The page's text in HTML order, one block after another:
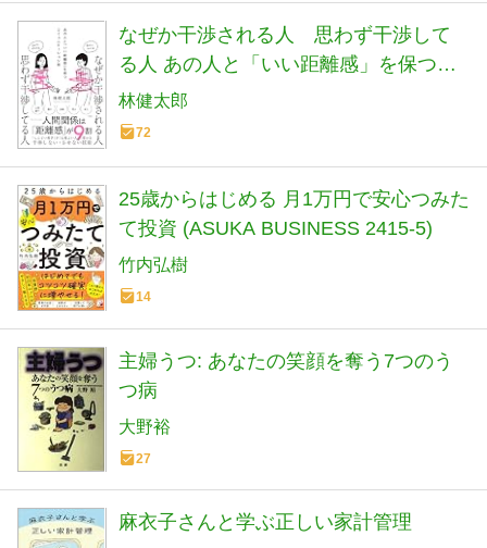
なぜか干渉される人 思わず干渉して
る人 あの人と「いい距離感」を保つコ
ミュニケーション術
林健太郎
72
25歳からはじめる 月1万円で安心つみた
て投資 (ASUKA BUSINESS 2415-5)
竹内弘樹
14
主婦うつ: あなたの笑顔を奪う7つのう
つ病
大野裕
27
麻衣子さんと学ぶ正しい家計管理